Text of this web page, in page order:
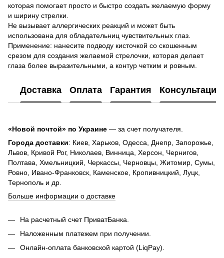
которая помогает просто и быстро создать желаемую форму
и ширину стрелки.
Не вызывает аллергических реакций и может быть
использована для обладательниц чувствительных глаз.
Применение: нанесите подводу кисточкой со скошенным
срезом для создания желаемой стрелочки, которая делает
глаза более выразительными, а контур четким и ровным.
Доставка Оплата Гарантия Консультация
«Новой почтой» по Украине — за счет получателя.
Города доставки: Киев, Харьков, Одесса, Днепр, Запорожье,
Львов, Кривой Рог, Николаев, Винница, Херсон, Чернигов,
Полтава, Хмельницкий, Черкассы, Черновцы, Житомир, Сумы,
Ровно, Ивано-Франковск, Каменское, Кропивницкий, Луцк,
Тернополь и др.
Больше информации о доставке
На расчетный счет ПриватБанка.
Наложенным платежем при получении.
Онлайн-оплата банковской картой (LiqPay).